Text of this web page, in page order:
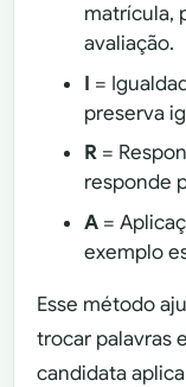
matrícula,
avaliação.
I =
preserva
R =
responde
A =
exemplo
Esse método
trocar palavras
candidata